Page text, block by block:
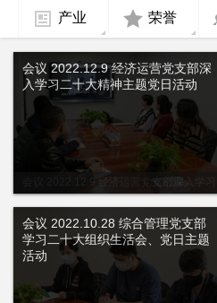
产业 荣誉
会议 2022.12.9 经济运营党支部深入学习
会议 2022.12.9 经济运营党支部深
入学习二十大精神主题党日活动
会议 2022.10.28 综合管理党支部
学习二十大组织生活会、党日主题
活动